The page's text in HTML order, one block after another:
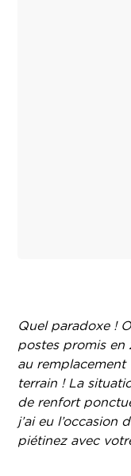
Quel paradoxe !
postes promis en
au
terrain ! La
de renfort
j’ai eu l’occasion
piétinez avec